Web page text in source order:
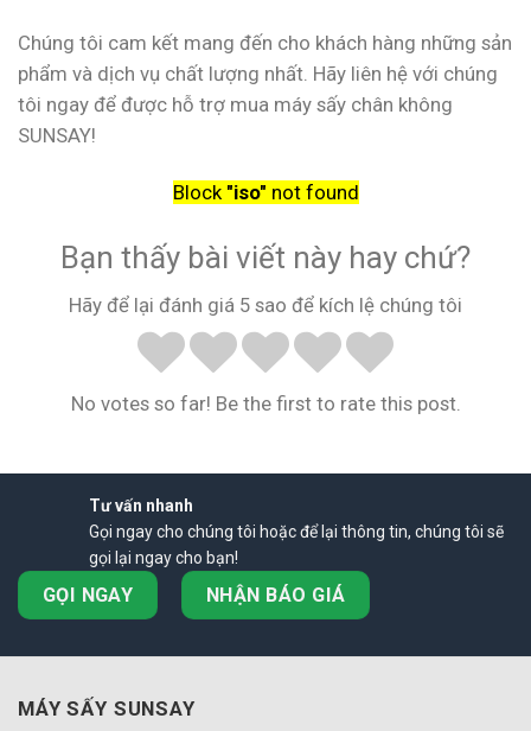
Chúng tôi cam kết mang đến cho khách hàng những sản
phẩm và dịch vụ chất lượng nhất. Hãy liên hệ với chúng
tôi ngay để được hỗ trợ mua máy sấy chân không
SUNSAY!
Block "iso" not found
Bạn thấy bài viết này hay chứ?
Hãy để lại đánh giá 5 sao để kích lệ chúng tôi
No votes so far! Be the first to rate this post.
Tư vấn nhanh
Gọi ngay cho chúng tôi hoặc để lại thông tin, chúng tôi sẽ
gọi lại ngay cho bạn!
GỌI NGAY NHẬN BÁO GIÁ
MÁY SẤY SUNSAY